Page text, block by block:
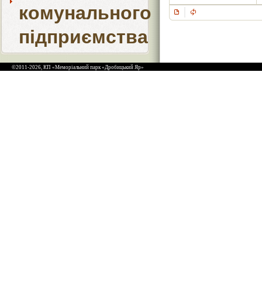
комунального
підприємства
©2011-2026, КП «Меморіальний парк «Дробицький Яр»